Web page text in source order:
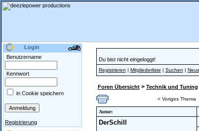
Login
Benutzername
Kennwort
in Cookie speichern
Registrierung
Du bist nicht eingeloggt!
Registrieren | Mitgliederliste | Suchen |
Foren Übersicht> Technik und Tuning
< Voriges Thema
Autor:
DerSchill